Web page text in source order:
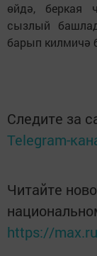
өйдә,
сызлый
барып килмичә
Следите за
Telegram-
Читайте
https://